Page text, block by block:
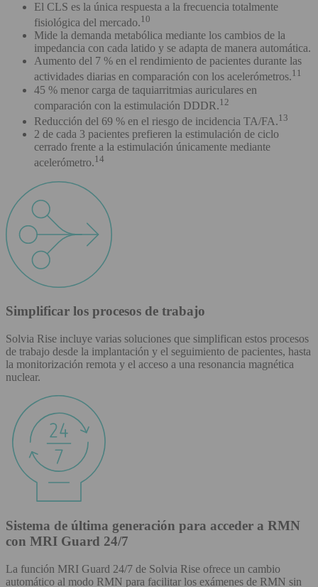
El CLS es la única respuesta a la frecuencia totalmente
fisiológica del mercado.10
Mide la demanda metabólica mediante los cambios de la
impedancia con cada latido y se adapta de manera automática.
Aumento del 7 % en el rendimiento de pacientes durante las
actividades diarias en comparación con los acelerómetros.11
45 % menor carga de taquiarritmias auriculares en
comparación con la estimulación DDDR.12
Reducción del 69 % en el riesgo de incidencia TA/FA.13
2 de cada 3 pacientes prefieren la estimulación de ciclo
cerrado frente a la estimulación únicamente mediante
acelerómetro.14
Simplificar los procesos de trabajo
Solvia Rise incluye varias soluciones que simplifican estos procesos
de trabajo desde la implantación y el seguimiento de pacientes, hasta
la monitorización remota y el acceso a una resonancia magnética
nuclear.
Sistema de última generación para acceder a RMN
con MRI Guard 24/7
La función MRI Guard 24/7 de Solvia Rise ofrece un cambio
automático al modo RMN para facilitar los exámenes de RMN sin